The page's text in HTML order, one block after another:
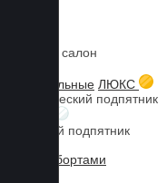
Коврики в салон
3D текстильные ЛЮКС
Металлический подпятник
Резиновый подпятник
3D Eva с бортами
Главная Каталог
3D коврики Euromat для
Мы используем файлы
вы принимаете нашу